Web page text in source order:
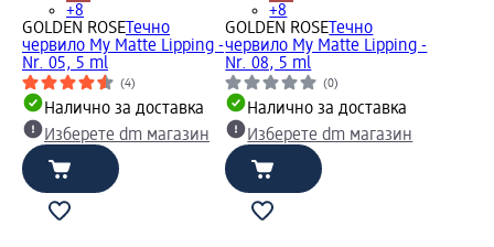
+8
GOLDEN ROSE Течно
червило My Matte Lipping -
Nr. 05, 5 ml
(4)
Налично за доставка
Изберете dm магазин
+8
GOLDEN ROSE Течно
червило My Matte Lipping -
Nr. 08, 5 ml
(0)
Налично за доставка
Изберете dm магазин